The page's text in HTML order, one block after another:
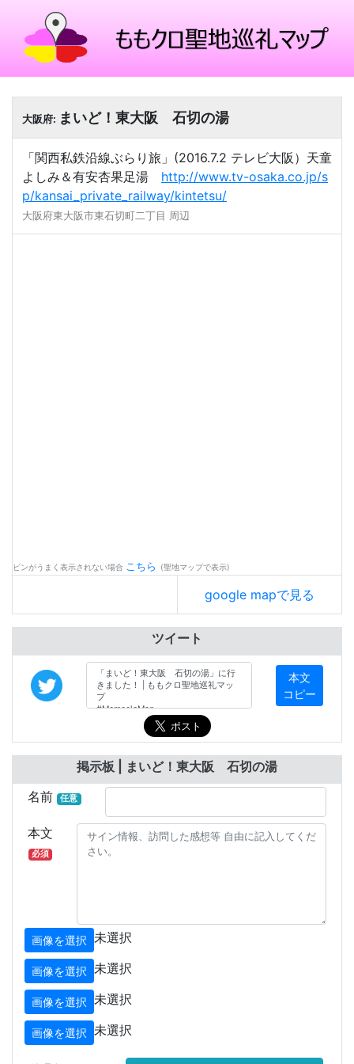
大阪府: まいど！東大阪 石切の湯
「関西私鉄沿線ぶらり旅」(2016.7.2 テレビ大阪）天童
よしみ＆有安杏果足湯 http://www.tv-osaka.co.jp/s
p/kansai_private_railway/kintetsu/
大阪府東大阪市東石切町二丁目 周辺
ピンがうまく表示されない場合 こちら (聖地マップで表示)
google mapで見る
ツイート
本文
コピー
掲示板 | まいど！東大阪 石切の湯
名前
任意
本文
必須
画像を選択 未選択
画像を選択 未選択
画像を選択 未選択
画像を選択 未選択